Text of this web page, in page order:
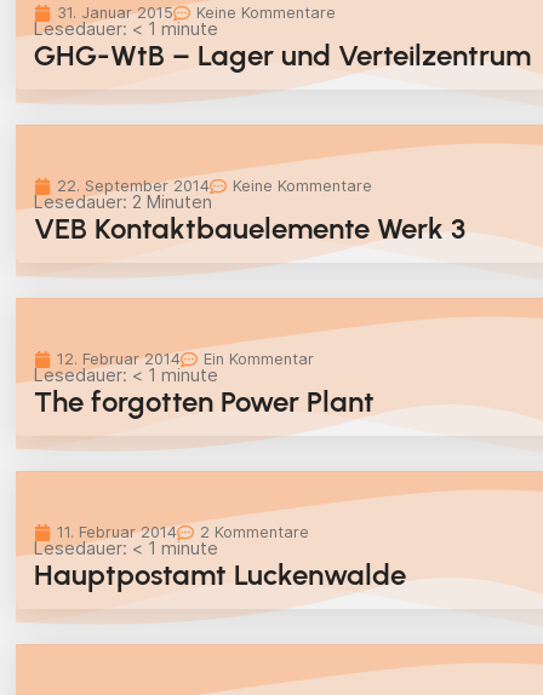
31. Januar 2015 Keine Kommentare
Lesedauer: < 1 minute
GHG-WtB – Lager und Verteilzentrum
22. September 2014 Keine Kommentare
Lesedauer: 2 Minuten
VEB Kontaktbauelemente Werk 3
12. Februar 2014 Ein Kommentar
Lesedauer: < 1 minute
The forgotten Power Plant
11. Februar 2014 2 Kommentare
Lesedauer: < 1 minute
Hauptpostamt Luckenwalde